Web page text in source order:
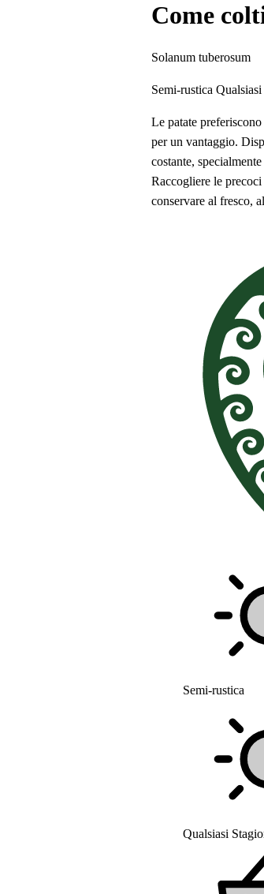
Come
Solanum tuberosum
Semi-rustica
Le patate
per un vantaggio.
costante,
Raccogliere le
conservare al fresco,
Semi-rustica
Qualsiasi